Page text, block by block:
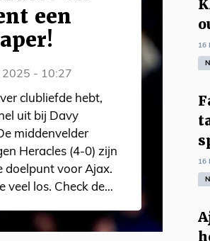
een
2025 - 10:27
clubliefde hebt,
uit bij Davy
middenvelder
Heracles (4-0) zijn
doelpunt voor Ajax.
veel los. Check de
16
16